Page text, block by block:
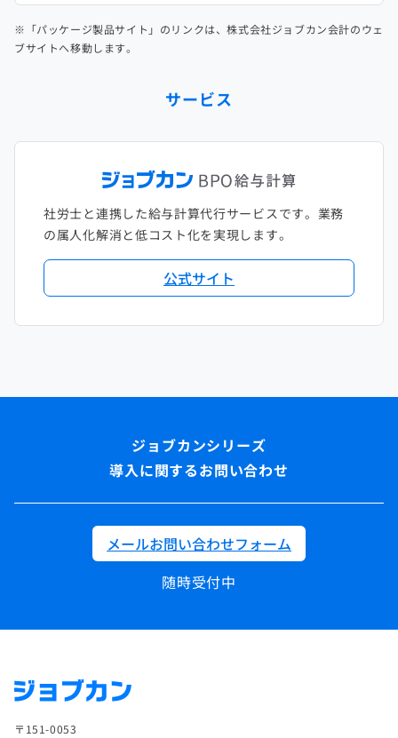
※「パッケージ製品サイト」のリンクは、株式会社ジョブカン会計のウェ
ブサイトへ移動します。
サービス
社労士と連携した給与計算代行サービスです。業務
の属人化解消と低コスト化を実現します。
公式サイト
導入に関するお問い合わせ
メールお問い合わせフォーム
随時受付中
〒151-0053